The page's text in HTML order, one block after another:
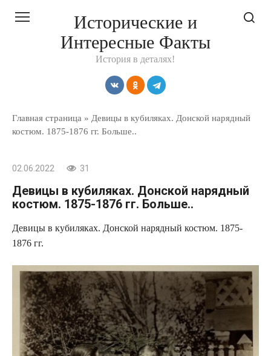
Исторические и
Интересные Факты
История в деталях!
Главная страница » Девицы в кубиляках. Донской нарядный
костюм. 1875-1876 гг. Больше..
02.06.2022 31
Девицы в кубиляках. Донской нарядный
костюм. 1875-1876 гг. Больше..
Девицы в кубиляках. Донской нарядный костюм. 1875-
1876 гг.